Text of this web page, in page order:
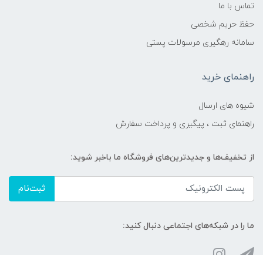
تماس با ما
حفظ حریم شخصی
سامانه رهگیری مرسولات پستی
راهنمای خرید
شیوه های ارسال
راهنمای ثبت ، پیگیری و پرداخت سفارش
از تخفیف‌ها و جدیدترین‌های فروشگاه ما باخبر شوید:
ثبت‌نام
ما را در شبکه‌های اجتماعی دنبال کنید: